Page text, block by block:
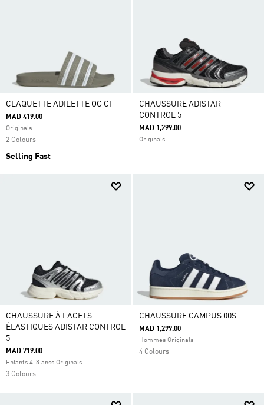
CLAQUETTE ADILETTE OG CF
MAD 419.00
Originals
2 Colours
Selling Fast
CHAUSSURE ADISTAR
CONTROL 5
MAD 1,299.00
Originals
CHAUSSURE À LACETS
ÉLASTIQUES ADISTAR CONTROL
5
MAD 719.00
Enfants 4-8 anss Originals
3 Colours
CHAUSSURE CAMPUS 00S
MAD 1,299.00
Hommes Originals
4 Colours